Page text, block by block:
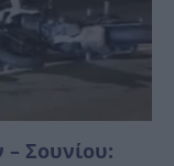
Σουνίου: